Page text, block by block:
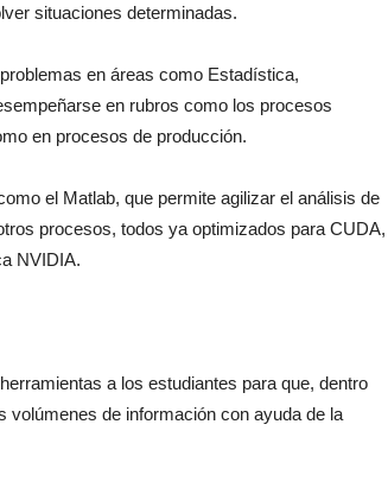
situaciones determinadas.
en áreas como Estadística,
en rubros como los procesos
en procesos de producción.
el Matlab, que permite agilizar el análisis de
procesos, todos ya optimizados para CUDA,
NVIDIA.
a los estudiantes para que, dentro
volúmenes de información con ayuda de la